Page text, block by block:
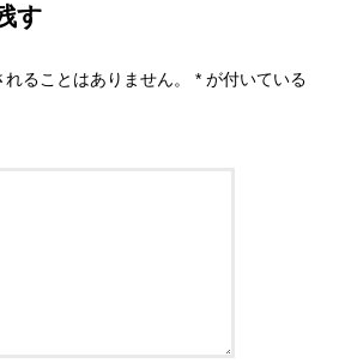
す
ることはありません。 * が付いている